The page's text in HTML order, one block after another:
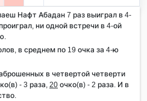
Нафт Абадан 7 раз выиграл в 4-
ни одной встречи в 4-ой
в среднем по 19 очка за 4-ю
в четвертой четверти
- 3 раза, 20 очко(в) - 2 раза. И в